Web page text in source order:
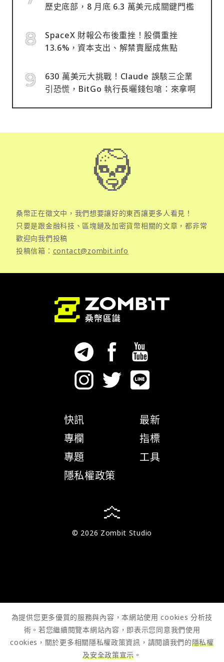
歷史底部，8 月底 6.3 萬美元成關鍵門檻
SpaceX 財報公布後重挫！股價重挫
13.6%，資本支出、解禁賣壓成焦點
630 萬美元大挑戰！Claude 誤駭三企業
引恐慌，BitGo 執行長曬錢包嗆：來拿啊
桑幣正在徵文中，我們想要讓好的東西讓更多人看見！
只要是跟金融科技、區塊鏈及加密貨幣相關的文章，都非常
歡迎向我們投稿
投稿信箱： contact@zombit.info
快訊
專欄
專題
隱私權政策
最新
指標
工具
© 2026 Zombit Studio
為提供您更多優質的服務與內容，本網站使用 cookies 分析技
術。若您繼續閱覽本網站內容，即表示您同意我們使用
cookies，關於更多相關隱私權政策資訊，請閱讀我們的隱私權
及安全政策宣示 。